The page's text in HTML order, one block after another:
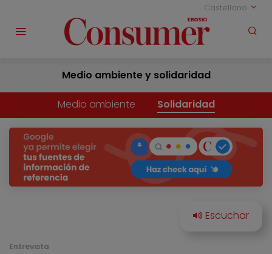
Castellano
Medio ambiente y solidaridad
Medio ambiente Solidaridad
Entrevista